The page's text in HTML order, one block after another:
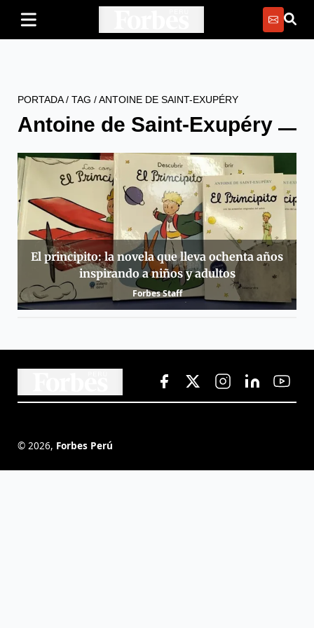
PORTADA/ TAG /ANTOINE DE SAINT-EXUPÉRY
Antoine de Saint-Exupéry
El principito: la novela que lleva ochenta años
inspirando a niños y adultos
Forbes Staff
© 2026, Forbes Perú